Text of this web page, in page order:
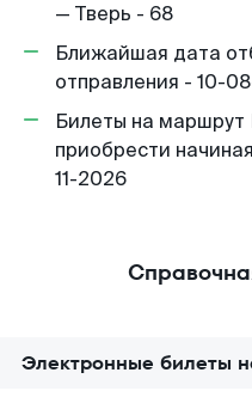
— Тверь - 68
Ближайшая дата
отправления - 10-
Билеты на
приобрести
11-2026
Электронные билеты